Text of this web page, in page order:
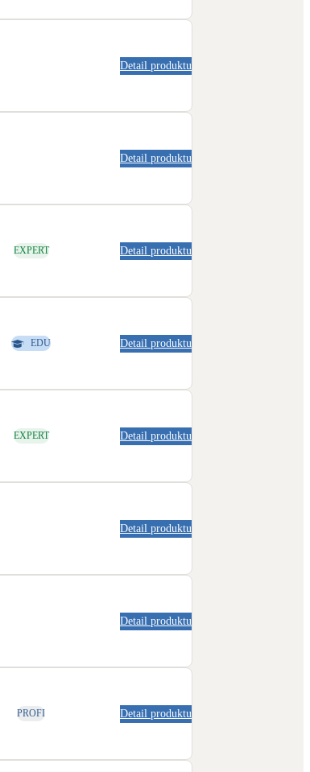
Detail produktu
Detail produktu
EXPERT Detail produktu
EDU Detail produktu
EXPERT Detail produktu
Detail produktu
Detail produktu
PROFI Detail produktu